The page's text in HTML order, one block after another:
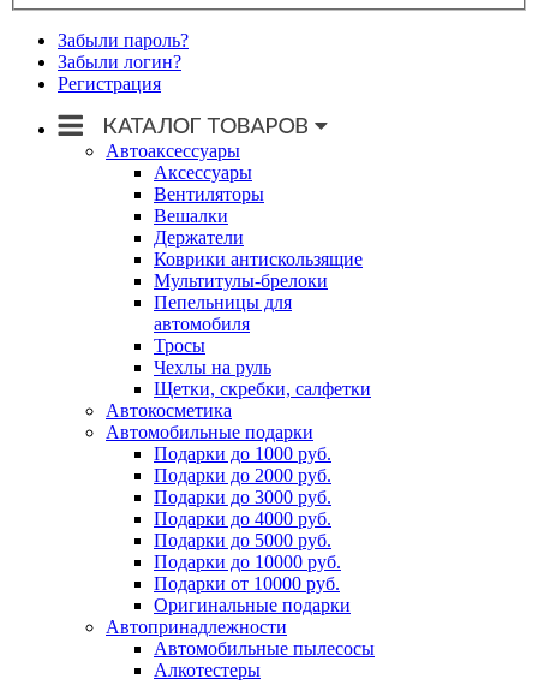
Забыли пароль?
Забыли логин?
Регистрация
Автоаксессуары
Аксессуары
Вентиляторы
Вешалки
Держатели
Коврики антискользящие
Мультитулы-брелоки
Пепельницы для
автомобиля
Тросы
Чехлы на руль
Щетки, скребки, салфетки
Автокосметика
Автомобильные подарки
Подарки до 1000 руб.
Подарки до 2000 руб.
Подарки до 3000 руб.
Подарки до 4000 руб.
Подарки до 5000 руб.
Подарки до 10000 руб.
Подарки от 10000 руб.
Оригинальные подарки
Автопринадлежности
Автомобильные пылесосы
Алкотестеры